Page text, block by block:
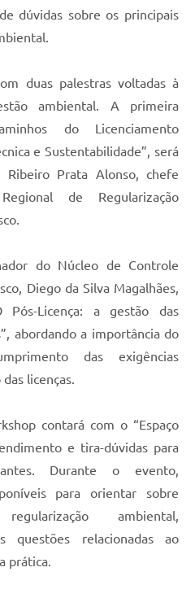
dúvidas sobre os principais
duas palestras voltadas à
ambiental. A primeira
do Licenciamento
e Sustentabilidade”, será
Ribeiro Prata Alonso, chefe
de Regularização
do Núcleo de Controle
Diego da Silva Magalhães,
Pós-Licença: a gestão das
abordando a importância do
das exigências
licenças.
contará com o “Espaço
e tira-dúvidas para
Durante o evento,
para orientar sobre
ambiental,
questões relacionadas ao
prática.